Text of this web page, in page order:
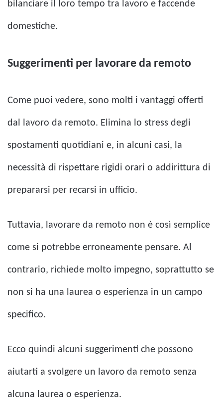
bilanciare il loro tempo tra lavoro e faccende
domestiche.
Suggerimenti per lavorare da remoto
Come puoi vedere, sono molti i vantaggi offerti
dal lavoro da remoto. Elimina lo stress degli
spostamenti quotidiani e, in alcuni casi, la
necessità di rispettare rigidi orari o addirittura di
prepararsi per recarsi in ufficio.
Tuttavia, lavorare da remoto non è così semplice
come si potrebbe erroneamente pensare. Al
contrario, richiede molto impegno, soprattutto se
non si ha una laurea o esperienza in un campo
specifico.
Ecco quindi alcuni suggerimenti che possono
aiutarti a svolgere un lavoro da remoto senza
alcuna laurea o esperienza.